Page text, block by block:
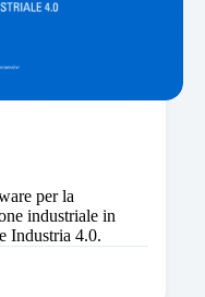
per la
industriale in
Industria 4.0.